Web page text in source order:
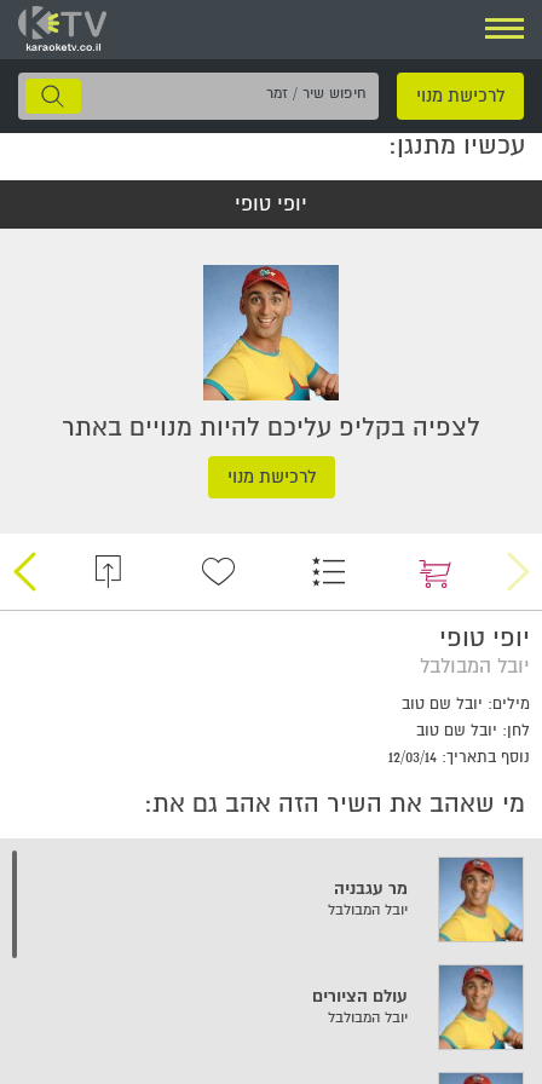
ניווט
לרכישת מנוי
חיפוש
שיר
עכשיו מתנגן:
יופי טופי
לצפיה בקליפ עליכם להיות מנויים באתר
לרכישת מנוי
יופי טופי
יובל המבולבל
מילים: יובל שם טוב
לחן: יובל שם טוב
נוסף בתאריך: 12/03/14
מי שאהב את השיר הזה אהב גם את:
מר עגבניה
יובל המבולבל
עולם הציורים
יובל המבולבל